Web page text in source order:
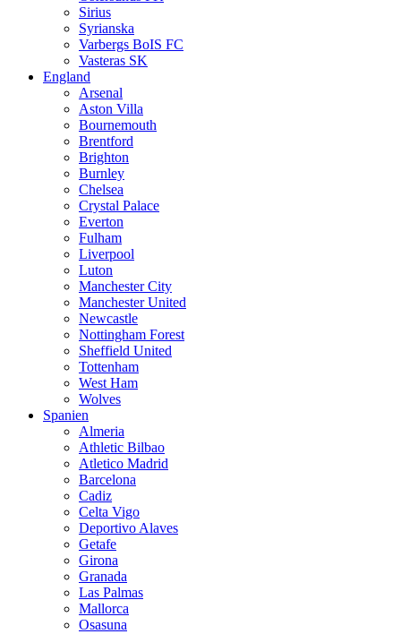
Sirius
Syrianska
Varbergs BoIS FC
Vasteras SK
England
Arsenal
Aston Villa
Bournemouth
Brentford
Brighton
Burnley
Chelsea
Crystal Palace
Everton
Fulham
Liverpool
Luton
Manchester City
Manchester United
Newcastle
Nottingham Forest
Sheffield United
Tottenham
West Ham
Wolves
Spanien
Almeria
Athletic Bilbao
Atletico Madrid
Barcelona
Cadiz
Celta Vigo
Deportivo Alaves
Getafe
Girona
Granada
Las Palmas
Mallorca
Osasuna